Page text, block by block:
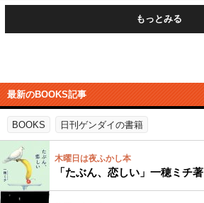
もっとみる
最新のBOOKS記事
BOOKS 日刊ゲンダイの書籍
木曜日は夜ふかし本
「たぶん、恋しい」一穂ミチ著